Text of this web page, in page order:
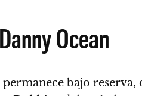
Ocean
bajo reserva,